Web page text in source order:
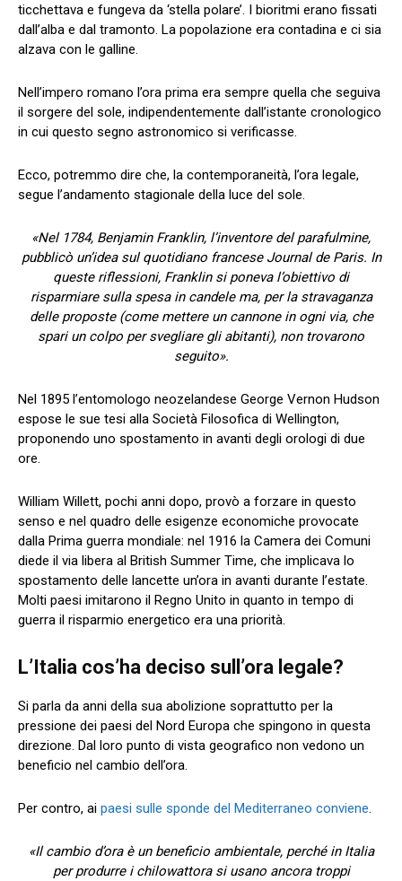
ticchettava e fungeva da ‘stella polare’. I bioritmi erano fissati
dall’alba e dal tramonto. La popolazione era contadina e ci sia
alzava con le galline.
Nell’impero romano l’ora prima era sempre quella che seguiva
il sorgere del sole, indipendentemente dall’istante cronologico
in cui questo segno astronomico si verificasse.
Ecco, potremmo dire che, la contemporaneità, l’ora legale,
segue l’andamento stagionale della luce del sole.
«Nel 1784, Benjamin Franklin, l’inventore del parafulmine,
pubblicò un’idea sul quotidiano francese Journal de Paris. In
queste riflessioni, Franklin si poneva l’obiettivo di
risparmiare sulla spesa in candele ma, per la stravaganza
delle proposte (come mettere un cannone in ogni via, che
spari un colpo per svegliare gli abitanti), non trovarono
seguito».
Nel 1895 l’entomologo neozelandese George Vernon Hudson
espose le sue tesi alla Società Filosofica di Wellington,
proponendo uno spostamento in avanti degli orologi di due
ore.
William Willett, pochi anni dopo, provò a forzare in questo
senso e nel quadro delle esigenze economiche provocate
dalla Prima guerra mondiale: nel 1916 la Camera dei Comuni
diede il via libera al British Summer Time, che implicava lo
spostamento delle lancette un’ora in avanti durante l’estate.
Molti paesi imitarono il Regno Unito in quanto in tempo di
guerra il risparmio energetico era una priorità.
L’Italia cos’ha deciso sull’ora legale?
Si parla da anni della sua abolizione soprattutto per la
pressione dei paesi del Nord Europa che spingono in questa
direzione. Dal loro punto di vista geografico non vedono un
beneficio nel cambio dell’ora.
Per contro, ai paesi sulle sponde del Mediterraneo conviene.
«Il cambio d’ora è un beneficio ambientale, perché in Italia
per produrre i chilowattora si usano ancora troppi